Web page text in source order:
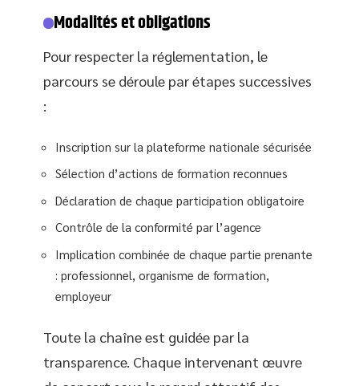
Modalités et obligations
Pour respecter la réglementation, le
parcours se déroule par étapes successives
:
Inscription sur la plateforme nationale sécurisée
Sélection d’actions de formation reconnues
Déclaration de chaque participation obligatoire
Contrôle de la conformité par l’agence
Implication combinée de chaque partie prenante
: professionnel, organisme de formation,
employeur
Toute la chaîne est guidée par la
transparence. Chaque intervenant œuvre